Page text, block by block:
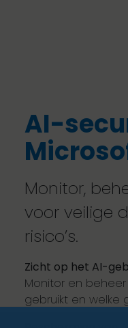
AI-
Monitor,
voor veilige
risico’s.
Zicht op het AI-
Monitor en
gebruikt en welke